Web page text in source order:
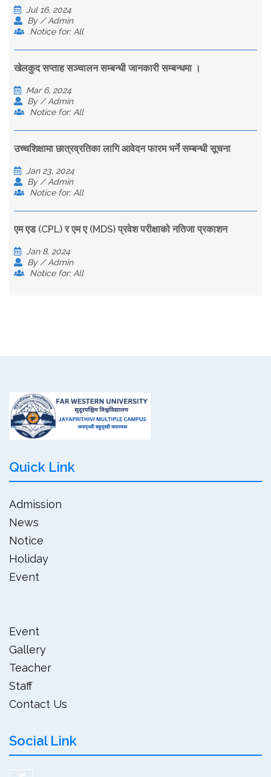
Jul 16, 2024
By / Admin
Notice for: All
खेलकुद सप्ताह सञ्चालन सम्बन्धी जानकारी सम्बन्धमा ।
Mar 6, 2024
By / Admin
Notice for: All
उच्चशिक्षामा छात्रव्रतिका लागि आवेदन फारम भर्ने सम्बन्धी सूचना
Jan 23, 2024
By / Admin
Notice for: All
एम‍ एड (CPL) र एम‍ ए (MDS) प्रवेश परीक्षाको नतिजा प्रकाशन
Jan 8, 2024
By / Admin
Notice for: All
Quick Link
Admission
News
Notice
Holiday
Event
Event
Gallery
Teacher
Staff
Contact Us
Social Link